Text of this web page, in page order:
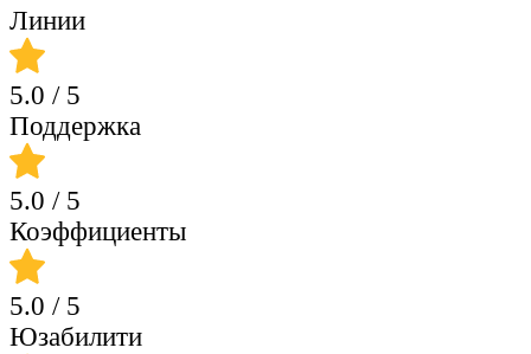
Линии
5.0 / 5
Поддержка
5.0 / 5
Коэффициенты
5.0 / 5
Юзабилити